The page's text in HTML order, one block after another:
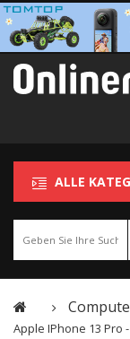
ALLE
Apple IPhone 13 Pro